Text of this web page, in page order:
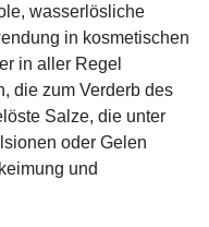
wasserlösliche
in kosmetischen
in aller Regel
die zum Verderb des
Salze, die unter
oder Gelen
und